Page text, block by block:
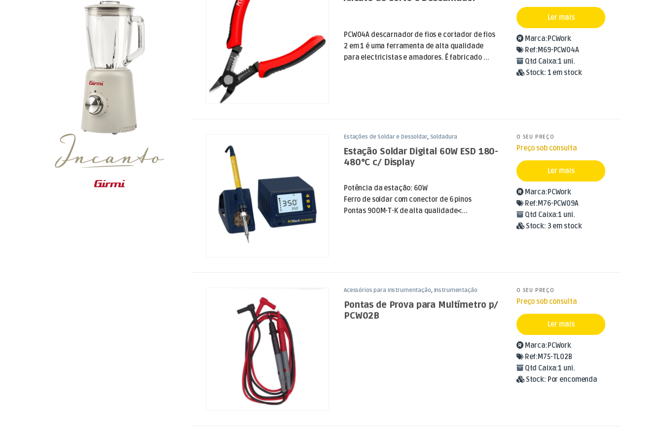
PCW04A descarnador de fios e cortador de fios
2 em 1 é uma ferramenta de alta qualidade
para electricistas e amadores. É fabricado ...
Ler mais
Marca:PCWork
Ref:M69-PCW04A
Qtd Caixa:1 uni.
Stock: 1 em stock
Estações de Soldar e Dessoldar, Soldadura
Estação Soldar Digital 60W ESD 180-
480°C c/ Display
Potência da estação: 60W
Ferro de soldar com conector de 6 pinos
Pontas 900M-T-K de alta qualidade<...
O SEU PREÇO
Preço sob consulta
Ler mais
Marca:PCWork
Ref:M76-PCW09A
Qtd Caixa:1 uni.
Stock: 3 em stock
Acessórios para Instrumentação, Instrumentação
Pontas de Prova para Multímetro p/
PCW02B
O SEU PREÇO
Preço sob consulta
Ler mais
Marca:PCWork
Ref:M75-TL02B
Qtd Caixa:1 uni.
Stock: Por encomenda